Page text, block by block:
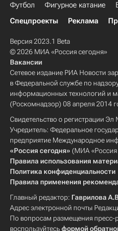
Футбол Фигурное катание
Спецпроекты
Реклама
Версия 2023.1 Beta
© 2026 МИА «Россия сегодня»
Вакансии
Сетевое издание РИА Новости
в Федеральной службе по
информационных технологий и
(Роскомнадзор) 08 апреля 2014
Свидетельство о регистрации
Учредитель: Федеральное
предприятие Международное
«Россия сегодня» (МИА «Россия
Правила использования
Политика конфиденциальности
Правила применения
Главный редактор: Гаврилова
Адрес электронной почты
По вопросам размещения пресс-
воспользуйтесьформой